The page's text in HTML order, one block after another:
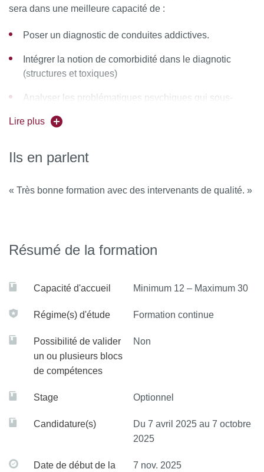
toxiques.
Sérier des différentes formes d'addiction.
leurs addictions.
Aborder les nouvelles addictions : la pulsion à
l'épreuve du virtuel
Considérer l’extension de l'addiction aux activités dites
1h30 ou 2 heures. Ces communications seront
rencontrées et de préparer les étudiants à la rédaction d’un
Mémoire obligatoire validant le D.U en même temps que
sera dans une meilleure capacité de :
Poser un diagnostic de conduites addictives.
Intégrer la notion de comorbidité dans le diagnotic
(structures et toxiques)
Analyser les problématiques psychiques qui sous-
œuvre dans les opérations toxiques.
spécifiques.
Lire plus
Ils en parlent
« Très bonne formation avec des intervenants de qualité. »
Résumé de la formation
Capacité d'accueil Minimum 12 – Maximum 30
Régime(s) d'étude Formation continue
Possibilité de valider
un ou plusieurs blocs
de compétences
Non
Stage Optionnel
Candidature(s)
Du 7 avril 2025 au 7 octobre
2025
Date de début de la 7 nov. 2025